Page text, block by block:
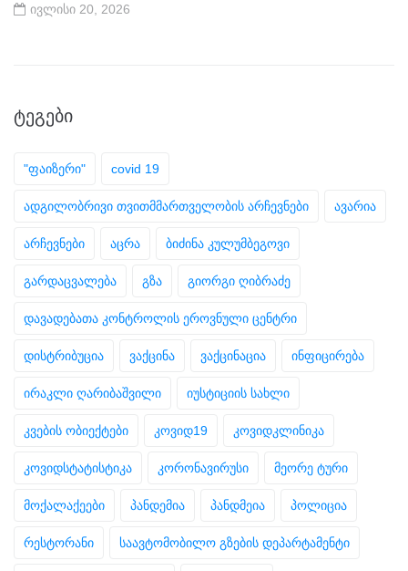
ივლისი 20, 2026
ᲢᲔᲒᲔᲑᲘ
"ფაიზერი" covid 19
ადგილობრივი თვითმმართველობის არჩევნები ავარია
არჩევნები აცრა ბიძინა კულუმბეგოვი
გარდაცვალება გზა გიორგი ღიბრაძე
დავადებათა კონტროლის ეროვნული ცენტრი
დისტრიბუცია ვაქცინა ვაქცინაცია ინფიცირება
ირაკლი ღარიბაშვილი იუსტიციის სახლი
კვების ობიექტები კოვიდ19 კოვიდკლინიკა
კოვიდსტატისტიკა კორონავირუსი მეორე ტური
მოქალაქეები პანდემია პანდმეია პოლიცია
რესტორანი საავტომობილო გზების დეპარტამენტი